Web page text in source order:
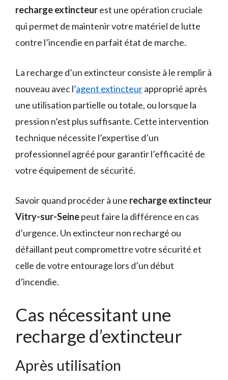
recharge extincteurest une opération cruciale
qui permet de maintenir votre matériel de lutte
contre l’incendie en parfait état de marche.
La recharge d’un extincteur consiste à le remplir à
nouveau avec l’agent extincteurapproprié après
une utilisation partielle ou totale, ou lorsque la
pression n’est plus suffisante. Cette intervention
technique nécessite l’expertise d’un
professionnel agréé pour garantir l’efficacité de
votre équipement de sécurité.
Savoir quand procéder à une recharge extincteur
Vitry-sur-Seinepeut faire la différence en cas
d’urgence. Un extincteur non rechargé ou
défaillant peut compromettre votre sécurité et
celle de votre entourage lors d’un début
d’incendie.
Cas nécessitant une
recharge d’extincteur
Après utilisation